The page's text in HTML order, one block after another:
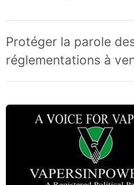
Protéger la parole
réglementations à